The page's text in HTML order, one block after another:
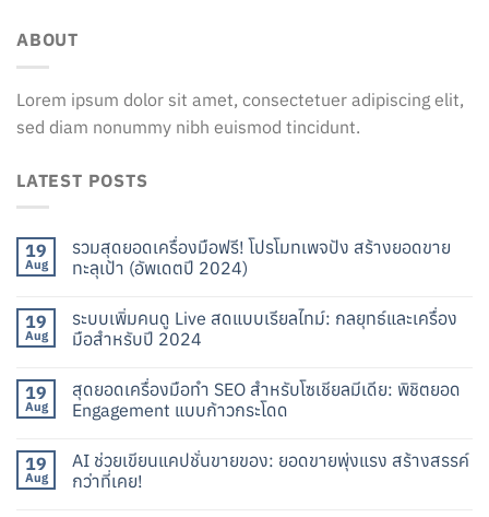
ABOUT
Lorem ipsum dolor sit amet, consectetuer adipiscing elit,
sed diam nonummy nibh euismod tincidunt.
LATEST POSTS
19
Aug
รวมสุดยอดเครื่องมือฟรี! โปรโมทเพจปัง สร้างยอดขาย
ทะลุเป้า (อัพเดตปี 2024)
19
Aug
ระบบเพิ่มคนดู Live สดแบบเรียลไทม์: กลยุทธ์และเครื่อง
มือสำหรับปี 2024
19
Aug
สุดยอดเครื่องมือทำ SEO สำหรับโซเชียลมีเดีย: พิชิตยอด
Engagement แบบก้าวกระโดด
19
Aug
AI ช่วยเขียนแคปชั่นขายของ: ยอดขายพุ่งแรง สร้างสรรค์
กว่าที่เคย!